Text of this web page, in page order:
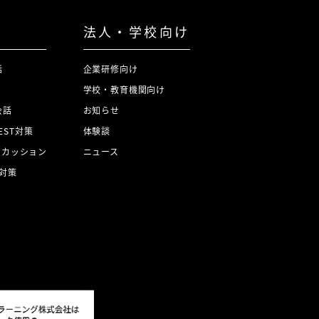
話
対策
ッション
策
法人・学校向け
企業研修向け
学校・教育機関向け
お知らせ
体験談
ニュース